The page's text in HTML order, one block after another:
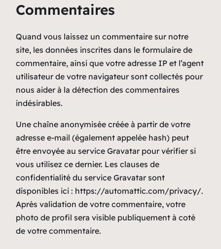
Commentaires
Quand vous laissez un commentaire sur notre
site, les données inscrites dans le formulaire de
commentaire, ainsi que votre adresse IP et l’agent
utilisateur de votre navigateur sont collectés pour
nous aider à la détection des commentaires
indésirables.
Une chaîne anonymisée créée à partir de votre
adresse e-mail (également appelée hash) peut
être envoyée au service Gravatar pour vérifier si
vous utilisez ce dernier. Les clauses de
confidentialité du service Gravatar sont
disponibles ici : https://automattic.com/privacy/.
Après validation de votre commentaire, votre
photo de profil sera visible publiquement à coté
de votre commentaire.